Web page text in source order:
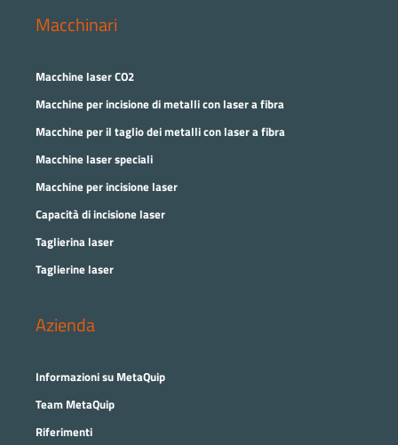
Macchinari
Macchine laser CO2
Macchine per incisione di metalli con laser a fibra
Macchine per il taglio dei metalli con laser a fibra
Macchine laser speciali
Macchine per incisione laser
Capacità di incisione laser
Taglierina laser
Taglierine laser
Azienda
Informazioni su MetaQuip
Team MetaQuip
Riferimenti